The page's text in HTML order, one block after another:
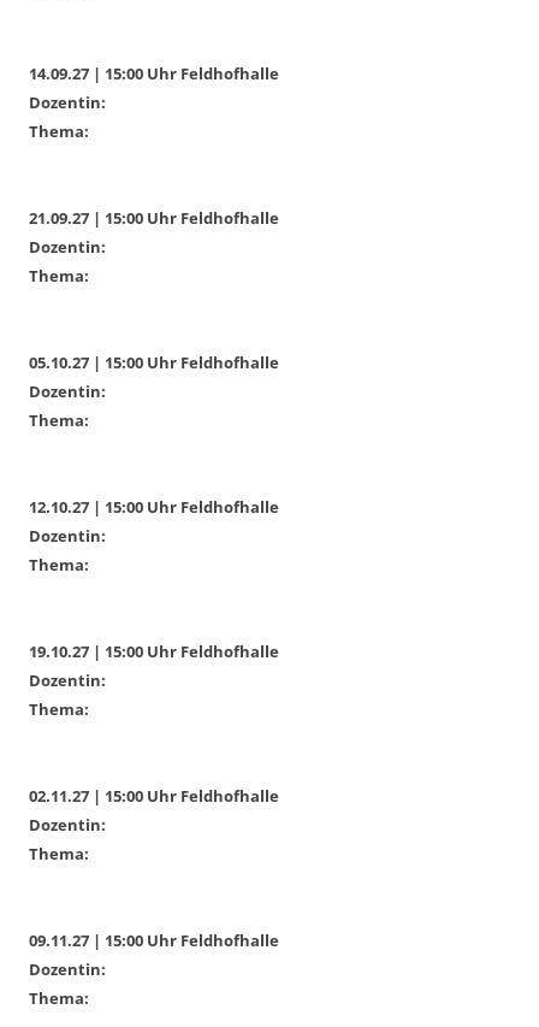
14.09.27 | 15:00 Uhr Feldhofhalle
Dozentin:
Thema:
21.09.27 | 15:00 Uhr Feldhofhalle
Dozentin:
Thema:
05.10.27 | 15:00 Uhr Feldhofhalle
Dozentin:
Thema:
12.10.27 | 15:00 Uhr Feldhofhalle
Dozentin:
Thema:
19.10.27 | 15:00 Uhr Feldhofhalle
Dozentin:
Thema:
02.11.27 | 15:00 Uhr Feldhofhalle
Dozentin:
Thema:
09.11.27 | 15:00 Uhr Feldhofhalle
Dozentin:
Thema: